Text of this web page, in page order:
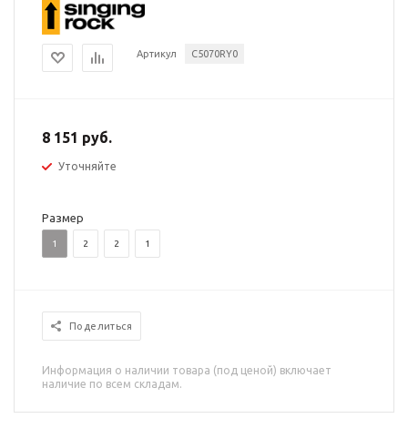
Артикул C5070RY0
8 151 руб.
Уточняйте
Размер
1 2 2 1
Поделиться
Информация о наличии товара (под ценой) включает
наличие по всем складам.